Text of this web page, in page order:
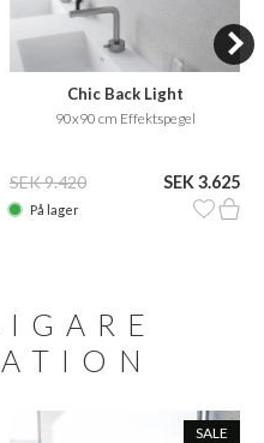
Chic Back Light
90x90 cm Effektspegel
SEK 9.420 SEK 3.625
På lager
SALE